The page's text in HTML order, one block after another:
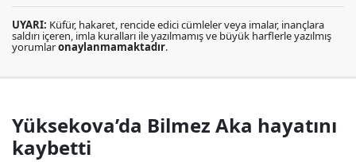
UYARI: Küfür, hakaret, rencide edici cümleler veya imalar, inançlara
saldırı içeren, imla kuralları ile yazılmamış ve büyük harflerle yazılmış
yorumlaronaylanmamaktadır.
Yüksekova’da Bilmez Aka hayatını
kaybetti